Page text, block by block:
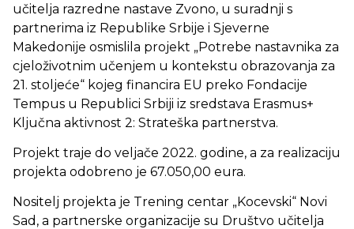
učitelja razredne nastave Zvono, u suradnji s
partnerima iz Republike Srbije i Sjeverne
Makedonije osmislila projekt „Potrebe nastavnika za
cjeloživotnim učenjem u kontekstu obrazovanja za
21. stoljeće“ kojeg financira EU preko Fondacije
Tempus u Republici Srbiji iz sredstava Erasmus+
Ključna aktivnost 2: Strateška partnerstva.
Projekt traje do veljače 2022. godine, a za realizaciju
projekta odobreno je 67.050,00 eura.
Nositelj projekta je Trening centar „Kocevski“ Novi
Sad, a partnerske organizacije su Društvo učitelja